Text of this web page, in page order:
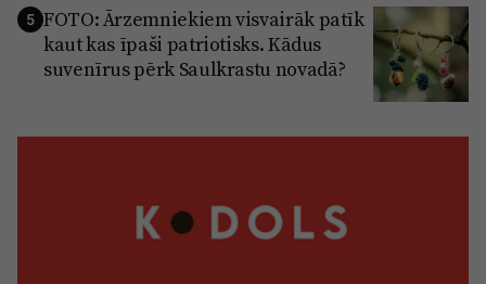
5 FOTO: Ārzemniekiem visvairāk patīk
kaut kas īpaši patriotisks. Kādus
suvenīrus pērk Saulkrastu novadā?